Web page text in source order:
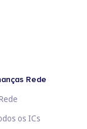
Rede
os ICs